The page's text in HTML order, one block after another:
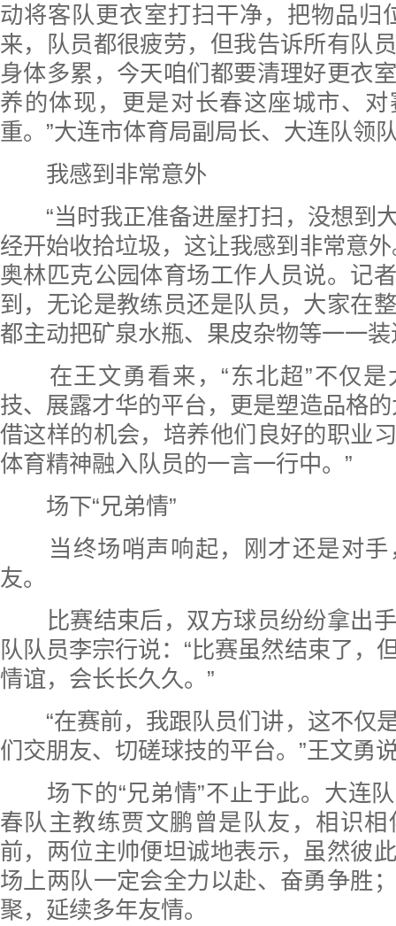
动将客队更衣室打扫干净，把物品归
来，队员都很疲劳，但我告诉所有队
身体多累，今天咱们都要清理好更衣
养的体现，更是对长春这座城市、
重。”大连市体育局副局长、大连队领
我感到非常意外
“当时我正准备进屋打扫，没想到
经开始收拾垃圾，这让我感到非常意
奥林匹克公园体育场工作人员说。记
到，无论是教练员还是队员，大家在
都主动把矿泉水瓶、果皮杂物等一一
在王文勇看来，“东北超”不仅是
技、展露才华的平台，更是塑造品格
借这样的机会，培养他们良好的职业
体育精神融入队员的一言一行中。”
场下“兄弟情”
当终场哨声响起，刚才还是对手
友。
比赛结束后，双方球员纷纷拿出手
队队员李宗行说：“比赛虽然结束了，
情谊，会长长久久。”
“在赛前，我跟队员们讲，这不仅
们交朋友、切磋球技的平台。”王文勇
场下的“兄弟情”不止于此。大连队
春队主教练贾文鹏曾是队友，相识
前，两位主帅便坦诚地表示，虽然彼
场上两队一定会全力以赴、奋勇争胜
聚，延续多年友情。